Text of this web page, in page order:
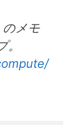
のメモ